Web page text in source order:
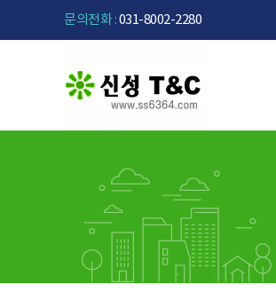
문의전화 :031-8002-2280